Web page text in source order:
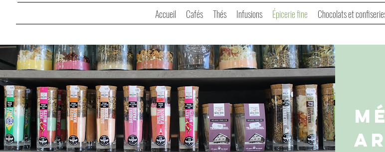
Accueil Cafés Thés Infusions Épicerie fine Chocolats et